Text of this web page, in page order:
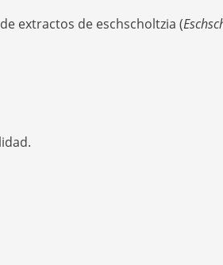
extractos de eschscholtzia (